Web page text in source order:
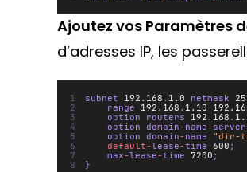
Ajoutez vos Paramètres
d’adresses IP, les
subnet 192.168 . 1.0 netmask
    range
192.168 . 1.10
    option routers
192.168 .
    option domain
- name-
    option domain
- name "dir-
default-lease-time 600 ;
    max
-lease-time 7200 ;
}